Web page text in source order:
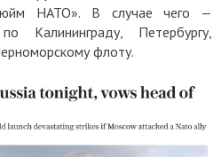
НАТО». В случае чего —
Калининграду, Петербургу,
флоту.